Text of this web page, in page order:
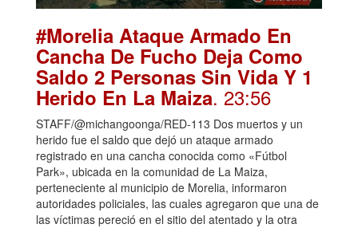
#Morelia Ataque Armado En
Cancha De Fucho Deja Como
Saldo 2 Personas Sin Vida Y 1
Herido En La Maiza. 23:56
STAFF/@michangoonga/RED-113 Dos muertos y un
herido fue el saldo que dejó un ataque armado
registrado en una cancha conocida como «Fútbol
Park», ubicada en la comunidad de La Maiza,
perteneciente al municipio de Morelia, informaron
autoridades policiales, las cuales agregaron que una de
las víctimas pereció en el sitio del atentado y la otra